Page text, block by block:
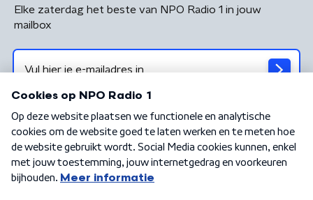
Elke zaterdag het beste van NPO Radio 1 in jouw
mailbox
Algemene voorwaarden